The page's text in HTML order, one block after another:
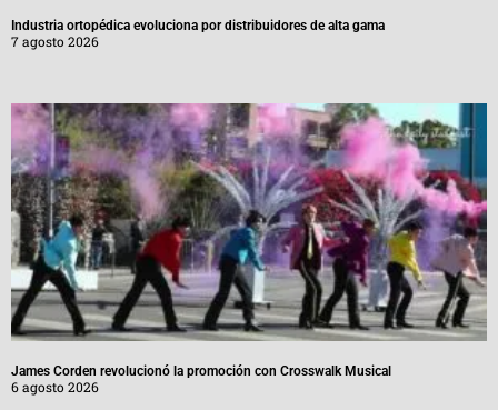
Industria ortopédica evoluciona por distribuidores de alta gama
7 agosto 2026
James Corden revolucionó la promoción con Crosswalk Musical
6 agosto 2026